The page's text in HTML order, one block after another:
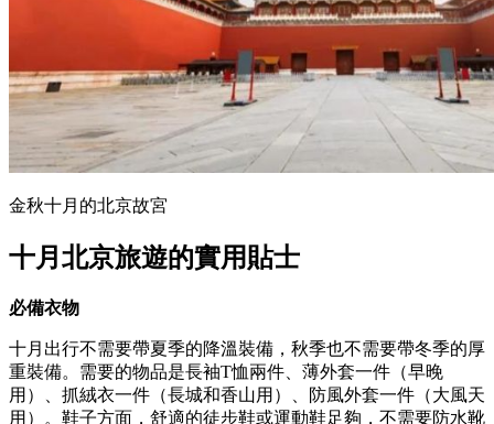
金秋十月的北京故宮
十月北京旅遊的實用貼士
必備衣物
十月出行不需要帶夏季的降溫裝備，秋季也不需要帶冬季的厚
重裝備。需要的物品是長袖T恤兩件、薄外套一件（早晚
用）、抓絨衣一件（長城和香山用）、防風外套一件（大風天
用）。鞋子方面，舒適的徒步鞋或運動鞋足夠，不需要防水靴